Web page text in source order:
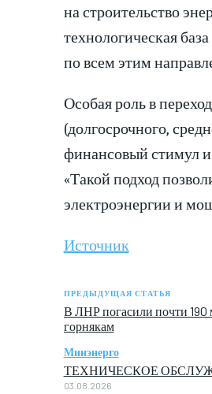
на строительство
технологическая
по всем этим
Особая роль в
(долгосрочного,
финансовый стимул и
«Такой подход
электроэнергии и
Источник
ПРЕДЫДУЩАЯ СТАТЬЯ
В ЛНР погасили почти 190
горнякам
Минэнерго
ТЕХНИЧЕСКОЕ
03.08.2026